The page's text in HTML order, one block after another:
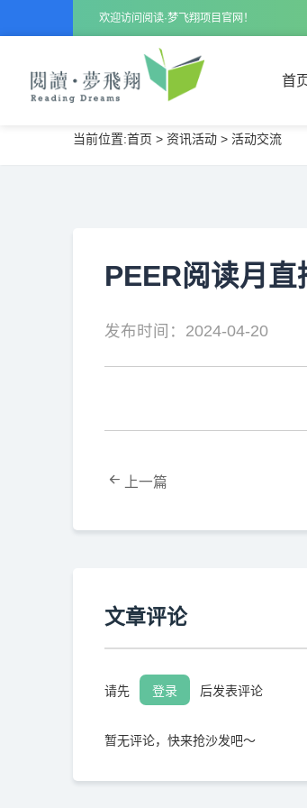
欢迎访问阅读·梦飞翔项目官网！
首
当前位置:首页 > 资讯活动> 活动交流
PEER阅读月
发布时间：2024-04-20
上一篇
文章评论
请先 登录 后发表评论
暂无评论，快来抢沙发吧～